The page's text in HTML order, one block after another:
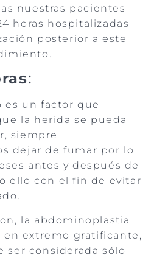
nuestras pacientes
horas hospitalizadas
posterior a este
:
es un factor que
la herida se pueda
siempre
dejar de fumar por lo
antes y después de
ello con el fin de evitar
la abdominoplastia
en extremo gratificante,
ser considerada sólo